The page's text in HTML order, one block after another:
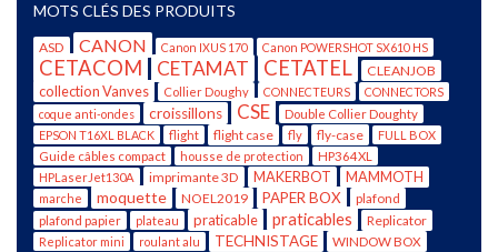
MOTS CLÉS DES PRODUITS
ASD CANON Canon IXUS 170 Canon POWERSHOT SX610 HS
CETACOM CETAMAT CETATEL CLEANJOB
collection Vanves Collier Doughy CONNECTEURS
CONNECTORS
coque anti-ondes
croissillons CSE
Double Collier Doughty
EPSON T16XL BLACK
flight flight case fly fly-case
FULL BOX
Guide câbles compact
housse de protection
HP364XL
HPLaserJet130A
imprimante 3D MAKERBOT MAMMOTH
marche moquette NOEL2019 PAPER BOX plafond
plafond papier plateau praticable praticables Replicator
Replicator mini roulant alu TECHNISTAGE WINDOW BOX